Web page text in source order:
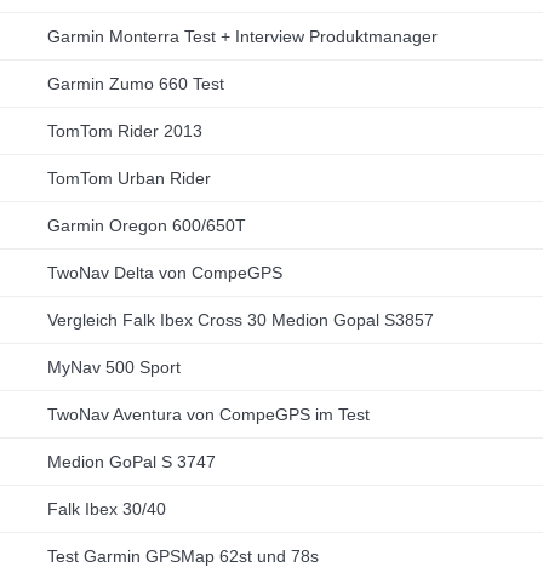
Garmin Monterra Test + Interview Produktmanager
Garmin Zumo 660 Test
TomTom Rider 2013
TomTom Urban Rider
Garmin Oregon 600/650T
TwoNav Delta von CompeGPS
Vergleich Falk Ibex Cross 30 Medion Gopal S3857
MyNav 500 Sport
TwoNav Aventura von CompeGPS im Test
Medion GoPal S 3747
Falk Ibex 30/40
Test Garmin GPSMap 62st und 78s